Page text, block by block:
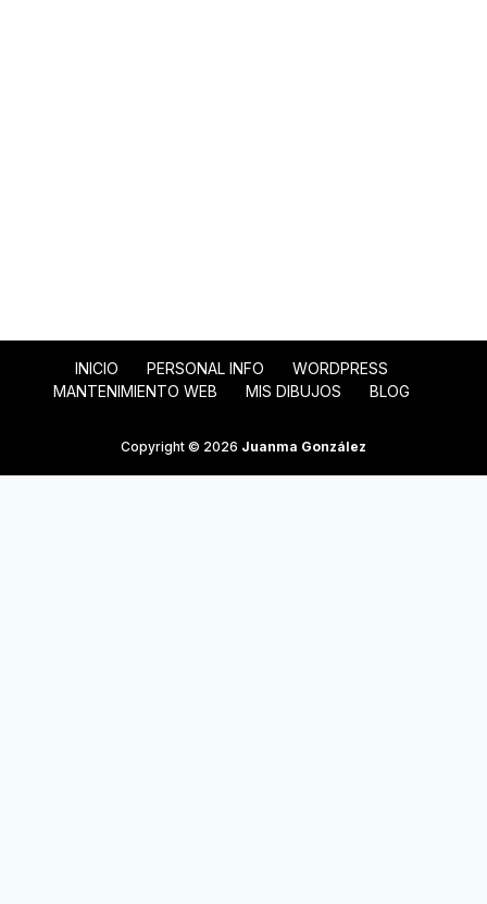
INICIO PERSONAL INFO
WORDPRESS
MANTENIMIENTO WEB
MIS DIBUJOS BLOG
Copyright © 2026 Juanma González